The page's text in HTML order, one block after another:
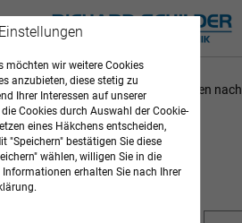
4Elemente
Sortieren nach
SPENDERSYSTEM COMPACT
ARZTBEDARF
möchten wir weitere Cookies
anzubieten, diese stetig zu
Ihrer Interessen auf unserer
Cookies durch Auswahl der Cookie-
eines Häkchens entscheiden,
"Speichern" bestätigen Sie diese
wählen, willigen Sie in die
erhalten Sie nach Ihrer